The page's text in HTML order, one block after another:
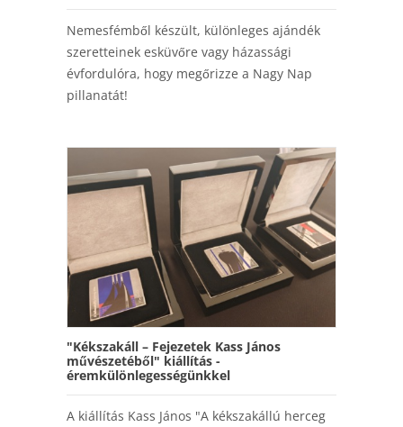
Nemesfémből készült, különleges ajándék
szeretteinek esküvőre vagy házassági
évfordulóra, hogy megőrizze a Nagy Nap
pillanatát!
"Kékszakáll – Fejezetek Kass János
művészetéből" kiállítás -
éremkülönlegességünkkel
A kiállítás Kass János "A kékszakállú herceg